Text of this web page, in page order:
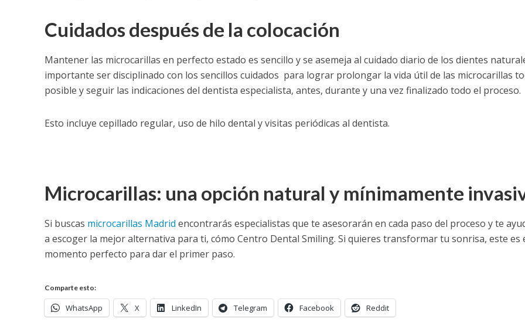
Cuidados después de la colocación
Mantener las microcarillas en perfecto estado es sencillo y se asemeja al cuidado diario de los dientes
importante ser disciplinado con los sencillos cuidados para lograr prolongar la vida útil de las microcarillas
posible y seguir las indicaciones del dentista especialista, antes, durante y una vez finalizado todo el proceso.
Esto incluye cepillado regular, uso de hilo dental y visitas periódicas al dentista.
Microcarillas: una opción natural y mínimamente
Si buscas microcarillas Madrid encontrarás especialistas que te asesorarán en cada paso del proceso y te
a escoger la mejor alternativa para ti, cómo Centro Dental Smiling. Si quieres transformar tu sonrisa, este es
momento perfecto para dar el primer paso.
Comparte esto:
WhatsApp X LinkedIn Telegram Facebook Reddit